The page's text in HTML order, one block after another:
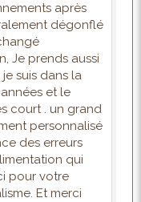
après
dégonflé
Je prends aussi
suis dans la
et le
court . un grand
personnalisé
des erreurs
qui
pour votre
Et merci